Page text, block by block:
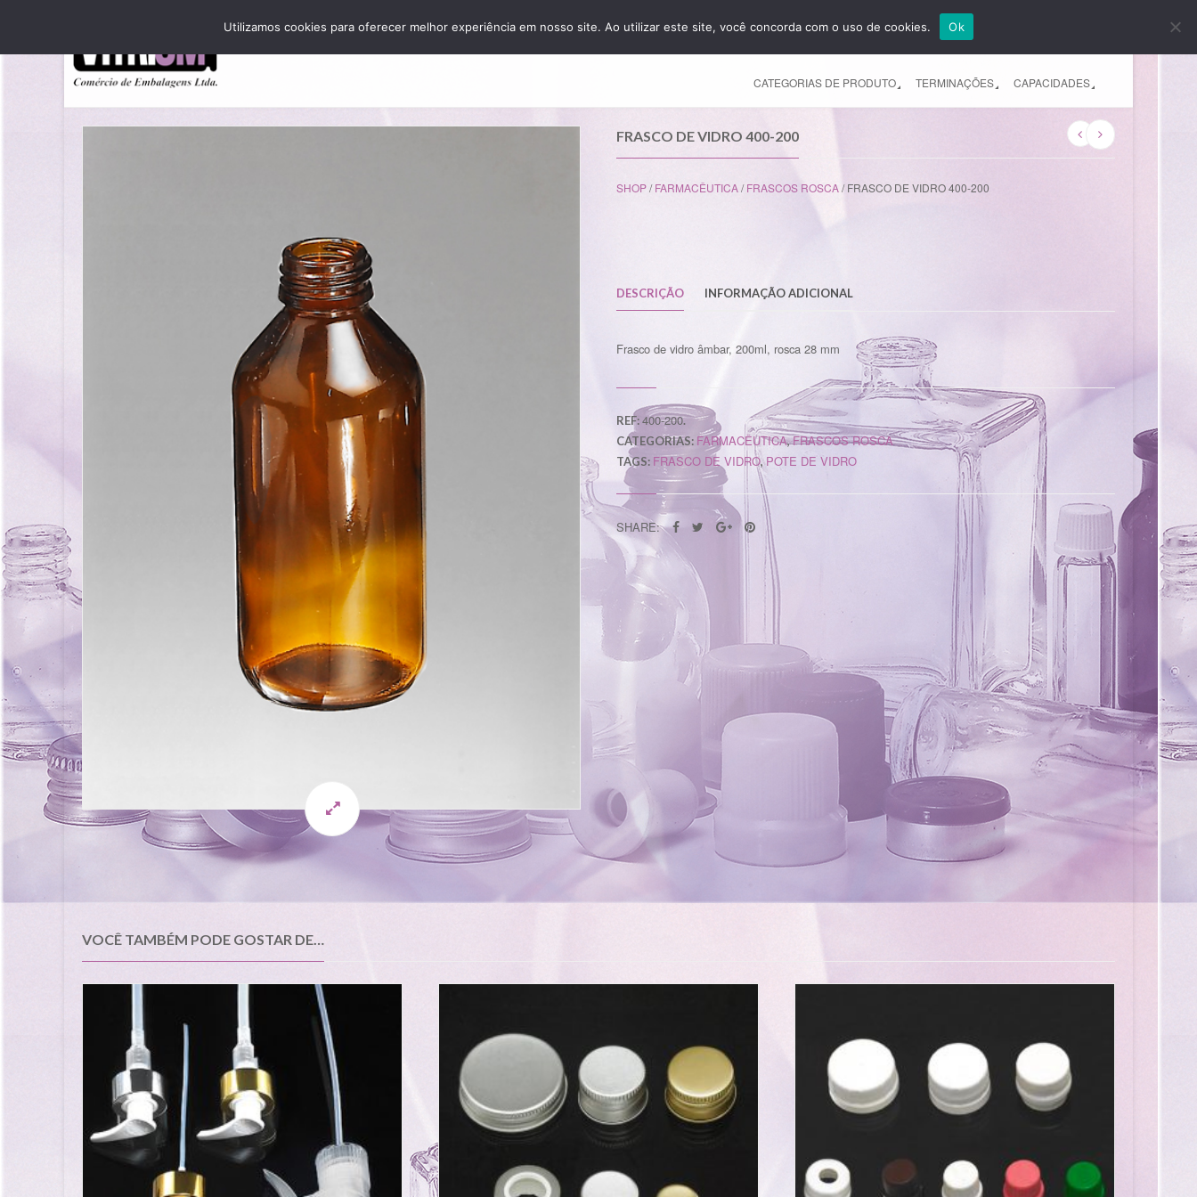
HOME EMPRESA PRODUTOS CONTATO
CATEGORIAS DE PRODUTO TERMINAÇÕES CAPACIDADES
FRASCO DE VIDRO 400-200
SHOP/FARMACÊUTICA/FRASCOS ROSCA/ FRASCO DE VIDRO 400-200
DESCRIÇÃO INFORMAÇÃO ADICIONAL
Frasco de vidro âmbar, 200ml, rosca 28 mm
REF:400-200.
CATEGORIAS: FARMACÊUTICA,FRASCOS ROSCA
TAGS: FRASCO DE VIDRO,POTE DE VIDRO
SHARE:
VOCÊ TAMBÉM PODE GOSTAR DE…
Utilizamos cookies para oferecer melhor experiência em nosso site. Ao utilizar este site, você concorda com o uso de cookies. Ok